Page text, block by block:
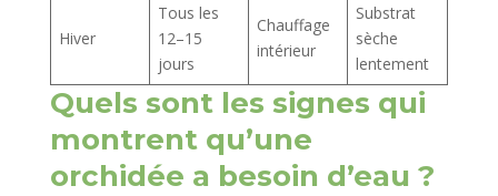
Hiver
Tous les
12–15
jours
Chauffage
intérieur
Substrat
sèche
lentement
Quels sont les signes qui
montrent qu’une
orchidée a besoin d’eau ?